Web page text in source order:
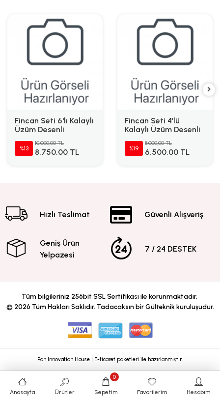
Fincan Seti 6'lı Kalaylı
Üzüm Desenli
%13
10.000,00 TL
8.750,00 TL
Fincan Seti 4'lü
Kalaylı Üzüm Desenli
%19
8.000,00 TL
6.500,00 TL
Hızlı Teslimat Güvenli Alışveriş
Geniş Ürün
Yelpazesi
7 / 24 DESTEK
Tüm bilgileriniz 256bit SSL Sertifikası ile korunmaktadır.
© 2026 Tüm Hakları Saklıdır. Tadacaksın bir Gülteknik kuruluşudur.
Anasayfa Ürünler Sepetim
0
Favorilerim Hesabım
Pan Innovation House | E-ticaret paketleri ile hazırlanmıştır.